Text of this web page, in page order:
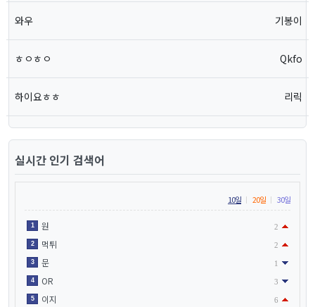
와우 기봉이
ㅎㅇㅎㅇ Qkfo
하이요ㅎㅎ 리릭
실시간 인기 검색어
10일 20일 30일
1 원 2
2 먹튀 2
3 문 1
4 OR 3
5 이지 6